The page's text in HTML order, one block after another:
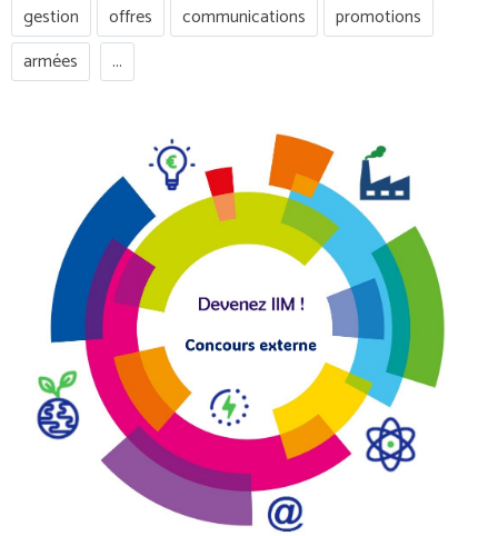
gestion
offres communications
promotions
armées
...